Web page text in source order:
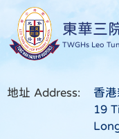
東華三
TWGHs Leo
地址 Address:
香
19